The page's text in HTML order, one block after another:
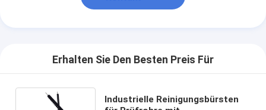
Erhalten Sie Den Besten Preis Für
Industrielle Reinigungsbürsten